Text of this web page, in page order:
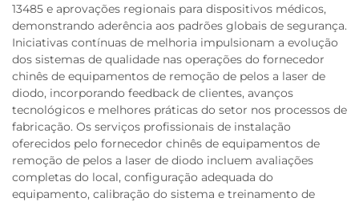
13485 e aprovações regionais para dispositivos médicos,
demonstrando aderência aos padrões globais de segurança.
Iniciativas contínuas de melhoria impulsionam a evolução
dos sistemas de qualidade nas operações do fornecedor
chinês de equipamentos de remoção de pelos a laser de
diodo, incorporando feedback de clientes, avanços
tecnológicos e melhores práticas do setor nos processos de
fabricação. Os serviços profissionais de instalação
oferecidos pelo fornecedor chinês de equipamentos de
remoção de pelos a laser de diodo incluem avaliações
completas do local, configuração adequada do
equipamento, calibração do sistema e treinamento de